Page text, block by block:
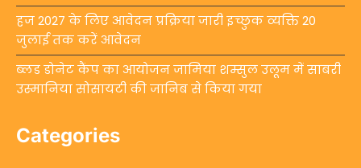
हज 2027 के लिए आवेदन प्रक्रिया जारी इच्छुक व्यक्ति 20
जुलाई तक करें आवेदन
ब्लड डोनेट कैंप का आयोजन जामिया शम्सुल उलूम में साबरी
उस्मानिया सोसायटी की जानिब से किया गया
Categories